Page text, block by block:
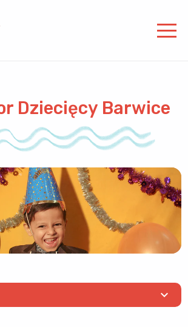
Dziecięcy Barwice
expand_more